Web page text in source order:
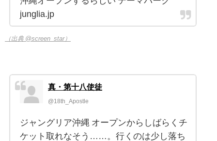
junglia.jp
（出典 @screen_star）
真・第十八使徒
@18th_Apostle
ジャングリア沖縄 オープンからしばらくチ
ケット取れなそう……。行くのは少し落ち